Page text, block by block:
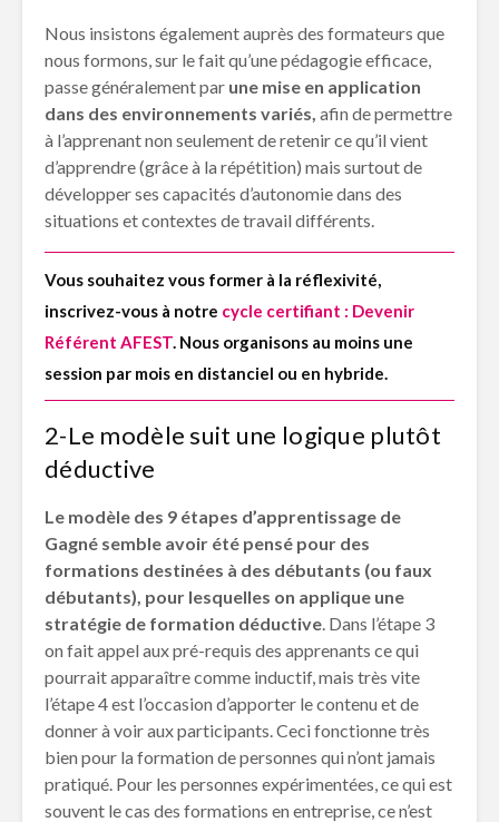
Nous insistons également auprès des formateurs que
nous formons, sur le fait qu’une pédagogie efficace,
passe généralement par une mise en application
dans des environnements variés, afin de permettre
à l’apprenant non seulement de retenir ce qu’il vient
d’apprendre (grâce à la répétition) mais surtout de
développer ses capacités d’autonomie dans des
situations et contextes de travail différents.
Vous souhaitez vous former à la réflexivité,
inscrivez-vous à notre cycle certifiant : Devenir
Référent AFEST. Nous organisons au moins une
session par mois en distanciel ou en hybride.
2-Le modèle suit une logique plutôt
déductive
Le modèle des 9 étapes d’apprentissage de
Gagné semble avoir été pensé pour des
formations destinées à des débutants (ou faux
débutants), pour lesquelles on applique une
stratégie de formation déductive. Dans l’étape 3
on fait appel aux pré-requis des apprenants ce qui
pourrait apparaître comme inductif, mais très vite
l’étape 4 est l’occasion d’apporter le contenu et de
donner à voir aux participants. Ceci fonctionne très
bien pour la formation de personnes qui n’ont jamais
pratiqué. Pour les personnes expérimentées, ce qui est
souvent le cas des formations en entreprise, ce n’est